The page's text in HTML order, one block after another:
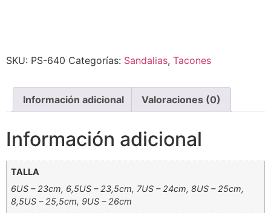
SKU: PS-640 Categorías: Sandalias, Tacones
Información adicional Valoraciones (0)
Información adicional
TALLA
6US – 23cm, 6,5US – 23,5cm, 7US – 24cm, 8US – 25cm,
8,5US – 25,5cm, 9US – 26cm